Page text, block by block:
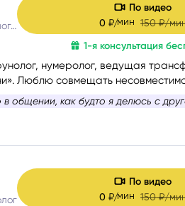
Таролог, рунолог, психолог, матрица судьбы
нумеролог, ведущая
Люблю совмещать
и Таро, Таро и нумерологии.
свои истинные желания и
и оптимальные способы их
в общении, как будто я делюсь с
По видео
0 ₽/мин150 ₽/
1-я консультация
По видео
0 ₽/мин150 ₽/